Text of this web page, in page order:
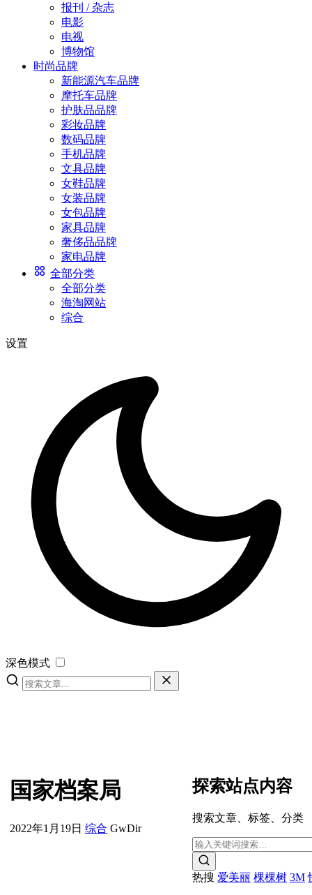
报刊 / 杂志
电影
电视
博物馆
时尚品牌
新能源汽车品牌
摩托车品牌
护肤品品牌
彩妆品牌
数码品牌
手机品牌
文具品牌
女鞋品牌
女装品牌
女包品牌
家具品牌
奢侈品品牌
家电品牌
全部分类
全部分类
海淘网站
综合
设置
深色模式
国家档案局
2022年1月19日 综合 GwDir
探索站点内容
搜索文章、标签、分类
热搜 爱美丽 棵棵树 3M